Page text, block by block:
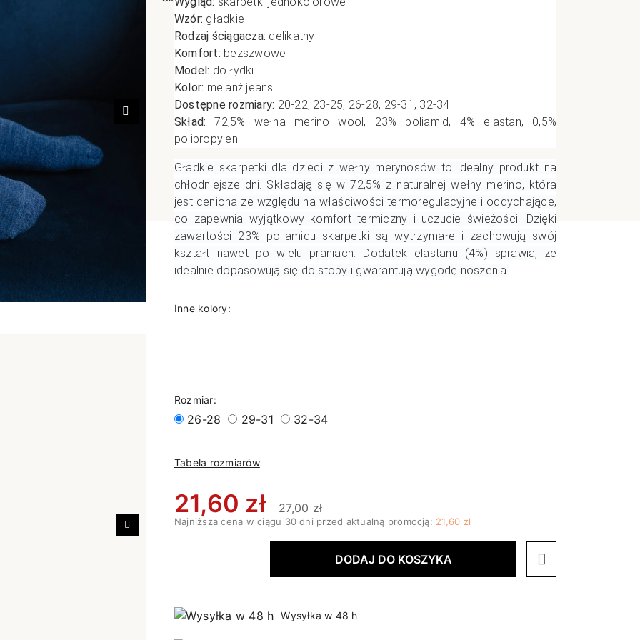
NOWOŚCI OPAKOWANIA
Antypoślizgowe
Do spania
Rozmiar XL
Jednokolorowe
Wzorowane
Następny
Następny
Wzór: gładkie
Rodzaj ściągacza: delikatny
Komfort: bezszwowe
Model: do łydki
Kolor: melanż jeans
Dostępne rozmiary: 20-22, 23-25, 26-28, 29-31, 32-34
Skład: 72,5% wełna merino wool, 23% poliamid, 4% elastan, 0,5%
polipropylen
Gładkie skarpetki dla dzieci z wełny merynosów to idealny produkt na
chłodniejsze dni. Składają się w 72,5% z naturalnej wełny merino, która
jest ceniona ze względu na właściwości termoregulacyjne i oddychające,
co zapewnia wyjątkowy komfort termiczny i uczucie świeżości. Dzięki
zawartości 23% poliamidu skarpetki są wytrzymałe i zachowują swój
kształt nawet po wielu praniach. Dodatek elastanu (4%) sprawia, że
idealnie dopasowują się do stopy i gwarantują wygodę noszenia.
Inne kolory:
Rozmiar:
26-28 29-31 32-34
Tabela rozmiarów
21,60 zł 27,00 zł
Najniższa cena w ciągu 30 dni przed aktualną promocją: 21,60 zł
DODAJ DO KOSZYKA
Wysyłka w 48 h